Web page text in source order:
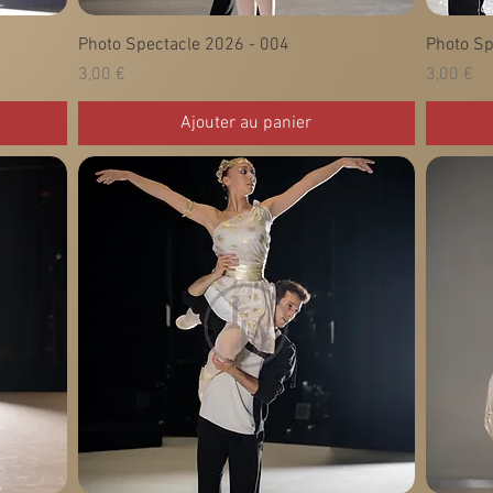
Photo Spectacle 2026 - 004
Prix
3,00 €
Ajouter au panier
Photo
Prix
3,00 €